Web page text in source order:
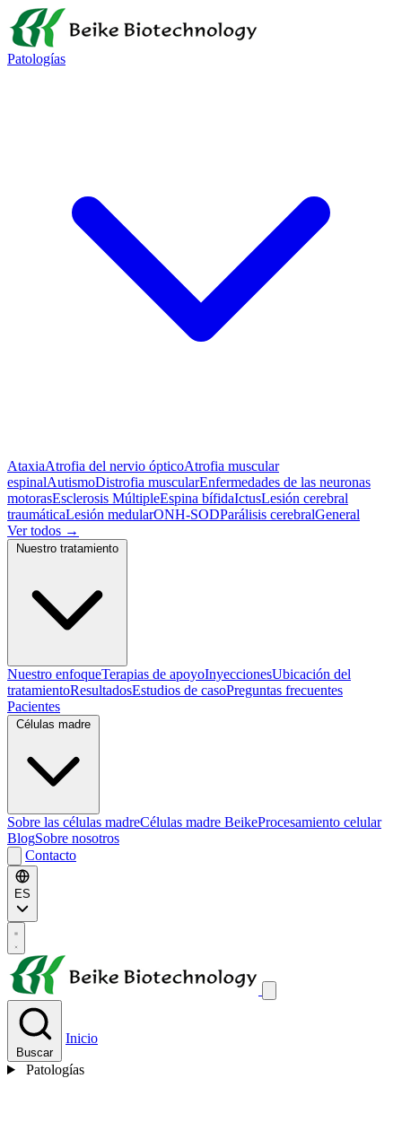
Patologías
AtaxiaAtrofia del nervio ópticoAtrofia muscular
espinalAutismoDistrofia muscularEnfermedades de las neuronas
motorasEsclerosis MúltipleEspina bífidaIctusLesión cerebral
traumáticaLesión medularONH-SODParálisis cerebralGeneral
Ver todos →
Nuestro enfoqueTerapias de apoyoInyeccionesUbicación del
tratamientoResultadosEstudios de casoPreguntas frecuentes
Pacientes
Sobre las células madreCélulas madre BeikeProcesamiento celular
BlogSobre nosotros
Contacto
ES
Buscar
Inicio
Patologías